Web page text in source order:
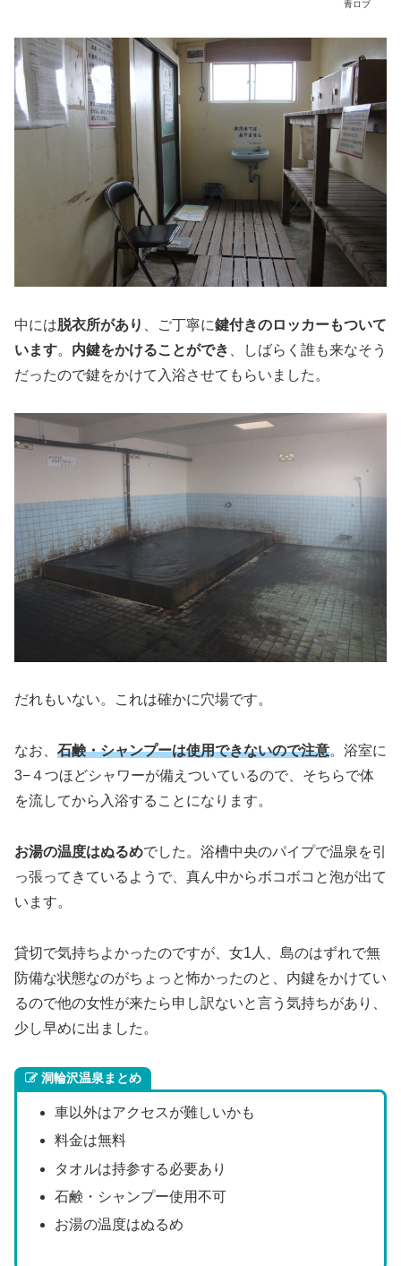
青ロブ
中には脱衣所があり 、ご丁寧に鍵付きのロッカーもついて
います。 内鍵をかけることができ
、しばらく誰も来なそう
だったので鍵をかけて入浴させてもらいました。
だれもいない。これは確かに穴場です。
なお、 石鹸・シャンプーは使用できないので注意。浴室に
3−４つほどシャワーが備えついているので、そちらで体
を流してから入浴することになります。
お湯の温度はぬるめでした。浴槽中央のパイプで温泉を引
っ張ってきているようで、真ん中からボコボコと泡が出て
います。
貸切で気持ちよかったのですが、女1人、島のはずれで無
防備な状態なのがちょっと怖かったのと、内鍵をかけてい
るので他の女性が来たら申し訳ないと言う気持ちがあり、
少し早めに出ました。
洞輪沢温泉まとめ
車以外はアクセスが難しいかも
料金は無料
タオルは持参する必要あり
石鹸・シャンプー使用不可
お湯の温度はぬるめ